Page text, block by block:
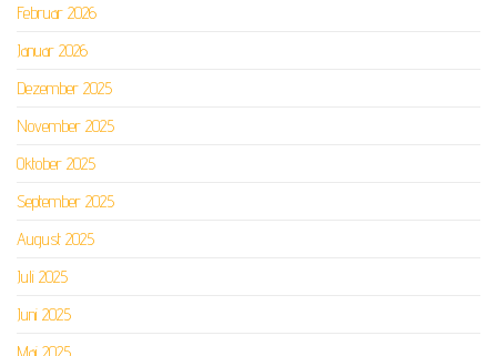
Februar 2026
Januar 2026
Dezember 2025
November 2025
Oktober 2025
September 2025
August 2025
Juli 2025
Juni 2025
Mai 2025